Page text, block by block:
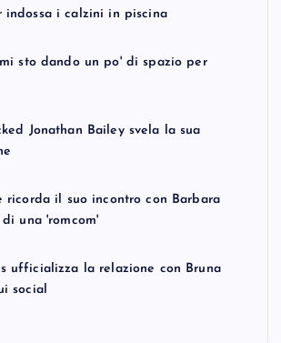
indossa i calzini in piscina
sto dando un po' di spazio per
Jonathan Bailey svela la sua
ricorda il suo incontro con Barbara
una 'romcom'
ufficializza la relazione con Bruna
social